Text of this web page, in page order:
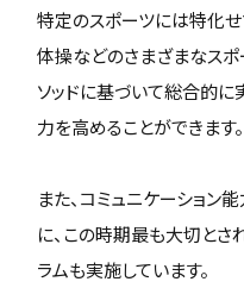
特定のスポーツには特化せ
体操などのさまざまなスポ
ソッドに基づいて総合的に
力を高めることができます。
また、コミュニケーショ
に、この時期最も大切とさ
ラムも実施しています。